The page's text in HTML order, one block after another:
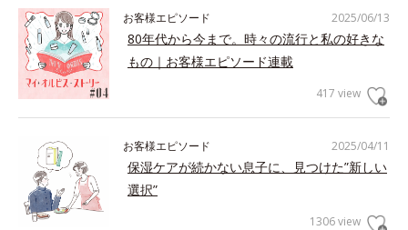
2025/06/13
お客様エピソード
80年代から今まで。時々の流行と私の好きな
もの｜お客様エピソード連載
417 view
2025/04/11
お客様エピソード
保湿ケアが続かない息子に、見つけた”新しい
選択”
1306 view